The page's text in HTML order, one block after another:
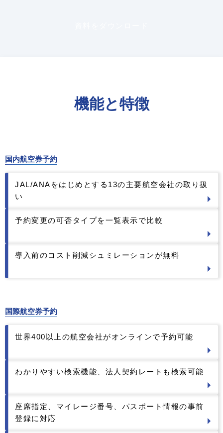
機能と特徴
国内航空券予約
JAL/ANAをはじめとする13の主要航空会社の取り扱
い
予約変更の可否タイプを一覧表示で比較
導入前のコスト削減シュミレーションが無料
国際航空券予約
世界400以上の航空会社がオンラインで予約可能
わかりやすい検索機能、法人契約レートも検索可能
座席指定、マイレージ番号、パスポート情報の事前
登録に対応